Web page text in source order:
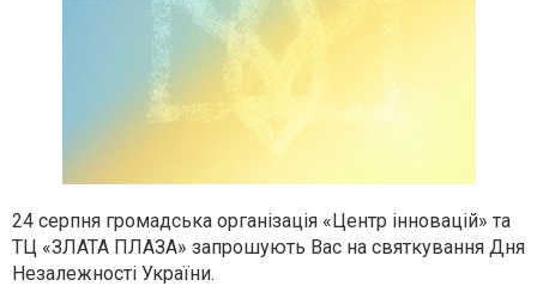
24 серпня громадська організація «Центр інновацій» та
ТЦ «ЗЛАТА ПЛАЗА» запрошують Вас на святкування Дня
Незалежності України.